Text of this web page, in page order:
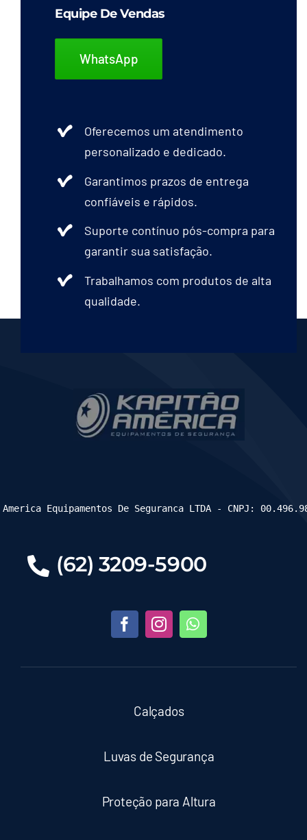
opções
escolhidas
do
produto
Equipe De Vendas
WhatsApp
Oferecemos um atendimento
personalizado e dedicado.
Garantimos prazos de entrega
confiáveis e rápidos.
Suporte contínuo pós-compra para
garantir sua satisfação.
Trabalhamos com produtos de alta
qualidade.
(62) 3209-5900
Calçados
Luvas de Segurança
Proteção para Altura
Equipamentos De Seguranca LTDA - CNPJ: